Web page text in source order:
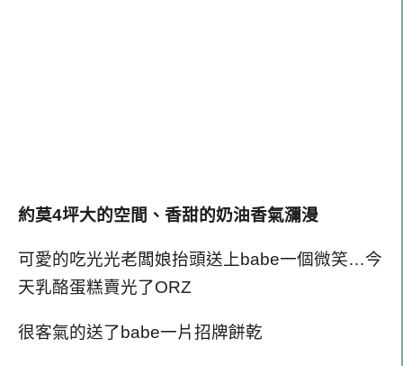
約莫4坪大的空間、香甜的奶油香氣瀰漫
可愛的吃光光老闆娘抬頭送上babe一個微笑…今
天乳酪蛋糕賣光了ORZ
很客氣的送了babe一片招牌餅乾